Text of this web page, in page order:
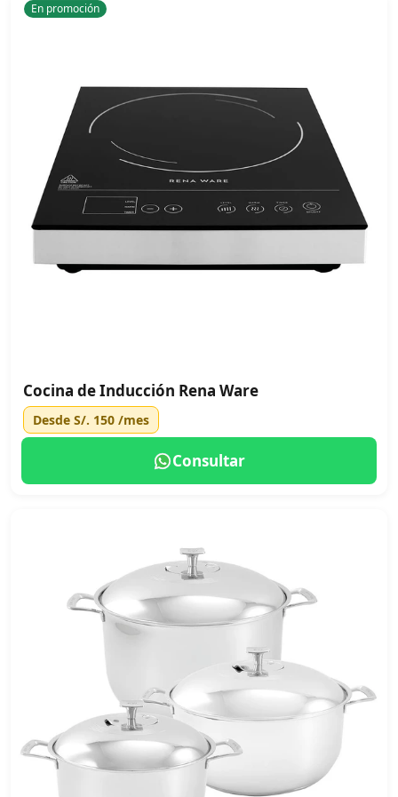
En promoción
Cocina de Inducción Rena Ware
Desde S/. 150 /mes
Consultar